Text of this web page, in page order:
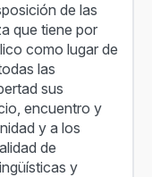
de las
que tiene por
como lugar de
las
sus
encuentro y
y a los
de
y